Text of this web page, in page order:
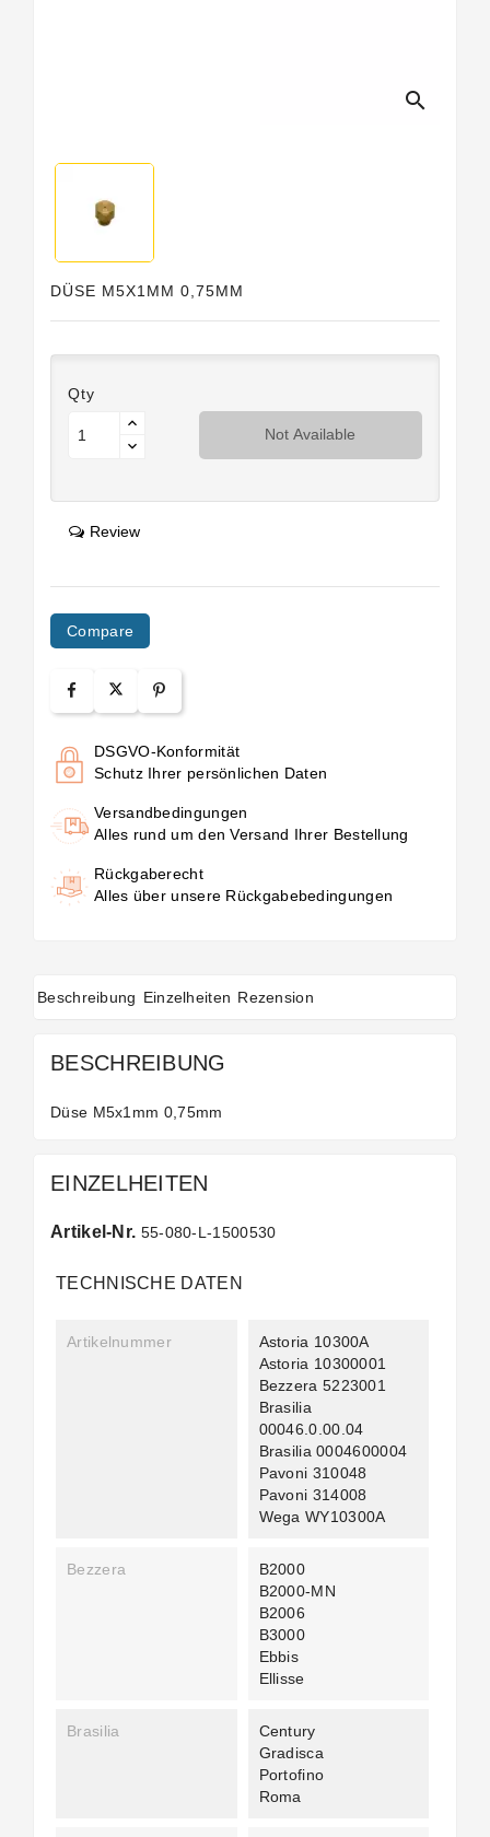
search
DÜSE M5X1MM 0,75MM
Qty
Not Available
Review
Compare
DSGVO-Konformität
Schutz Ihrer persönlichen Daten
Versandbedingungen
Alles rund um den Versand Ihrer Bestellung
Rückgaberecht
Alles über unsere Rückgabebedingungen
Beschreibung Einzelheiten Rezension
BESCHREIBUNG
Düse M5x1mm 0,75mm
EINZELHEITEN
Artikel-Nr. 55-080-L-1500530
TECHNISCHE DATEN
Artikelnummer
Astoria 10300A
Astoria 10300001
Bezzera 5223001
Brasilia
00046.0.00.04
Brasilia 0004600004
Pavoni 310048
Pavoni 314008
Wega WY10300A
Bezzera
B2000
B2000-MN
B2006
B3000
Ebbis
Ellisse
Brasilia
Century
Gradisca
Portofino
Roma